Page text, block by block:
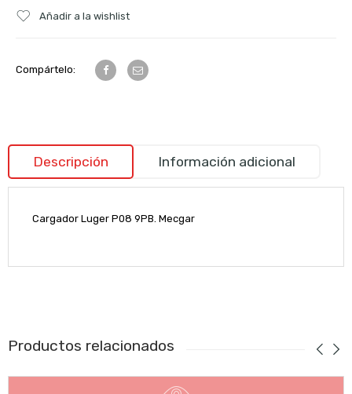
Añadir a la wishlist
Compártelo:
Descripción Información adicional
Cargador Luger P08 9PB. Mecgar
Productos relacionados